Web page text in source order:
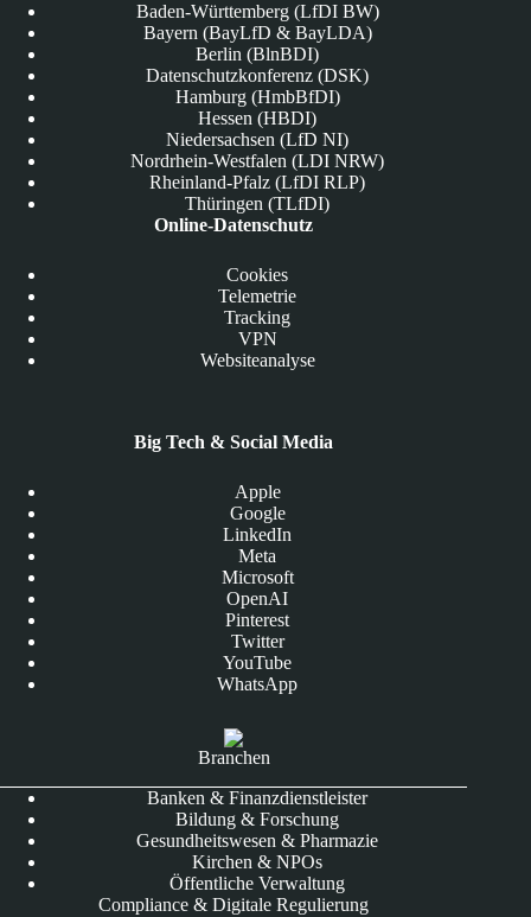
Baden-Württemberg (LfDI BW)
Bayern (BayLfD & BayLDA)
Berlin (BlnBDI)
Datenschutzkonferenz (DSK)
Hamburg (HmbBfDI)
Hessen (HBDI)
Niedersachsen (LfD NI)
Nordrhein-Westfalen (LDI NRW)
Rheinland-Pfalz (LfDI RLP)
Thüringen (TLfDI)
Online-Datenschutz
Cookies
Telemetrie
Tracking
VPN
Websiteanalyse
Big Tech & Social Media
Apple
Google
LinkedIn
Meta
Microsoft
OpenAI
Pinterest
Twitter
YouTube
WhatsApp
Branchen
Banken & Finanzdienstleister
Bildung & Forschung
Gesundheitswesen & Pharmazie
Kirchen & NPOs
Öffentliche Verwaltung
Compliance & Digitale Regulierung